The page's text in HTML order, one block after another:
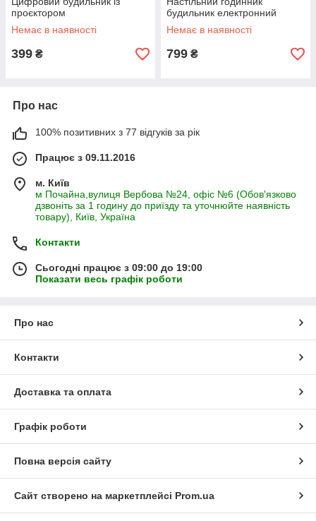
проєктором
Немає в наявності
399 ₴
будильник електронний
Немає в наявності
799 ₴
Про нас
100% позитивних з 77 відгуків за рік
Працює з 09.11.2016
м. Київ
м Почайна,вулиця Вербова №24, офіс №6 (Обов'язково
дзвоніть за 1 годину до приїзду та уточнюйте наявність
товару), Київ, Україна
Контакти
Сьогодні працює з 09:00 до 19:00
Показати весь графік роботи
Про нас
Контакти
Доставка та оплата
Графік роботи
Повна версія сайту
Сайт створено на маркетплейсі Prom.ua